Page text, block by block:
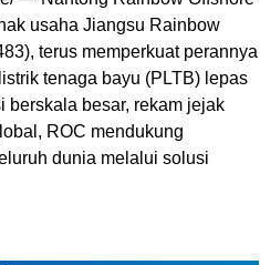
usaha Jiangsu Rainbow
terus memperkuat perannya
tenaga bayu (PLTB) lepas
berskala besar, rekam jejak
ROC mendukung
dunia melalui solusi